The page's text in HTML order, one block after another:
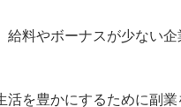
給料やボーナスが少ない企
活を豊かにするために副業